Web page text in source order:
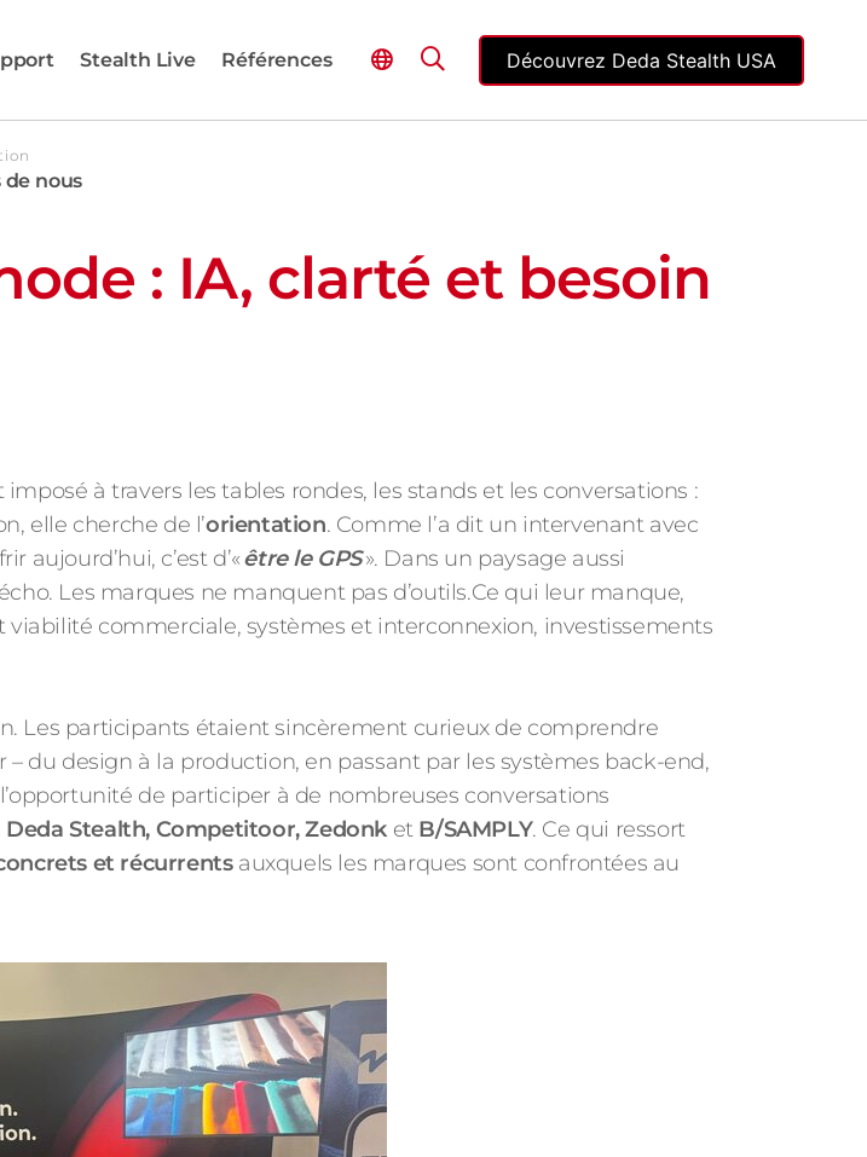
Stealth Live Références
de nous
Découvrez Deda Stealth USA
: IA, clarté et besoin
à travers les tables rondes, les stands et les conversations :
elle cherche de l’orientation. Comme l’a dit un intervenant avec
aujourd’hui, c’est d’«être le GPS». Dans un paysage aussi
Les marques ne manquent pas d’outils.Ce qui leur manque,
commerciale, systèmes et interconnexion, investissements
Les participants étaient sincèrement curieux de comprendre
du design à la production, en passant par les systèmes back-end,
de participer à de nombreuses conversations
Deda Stealth, Competitoor, Zedonk et B/SAMPLY. Ce qui ressort
et récurrentsauxquels les marques sont confrontées au